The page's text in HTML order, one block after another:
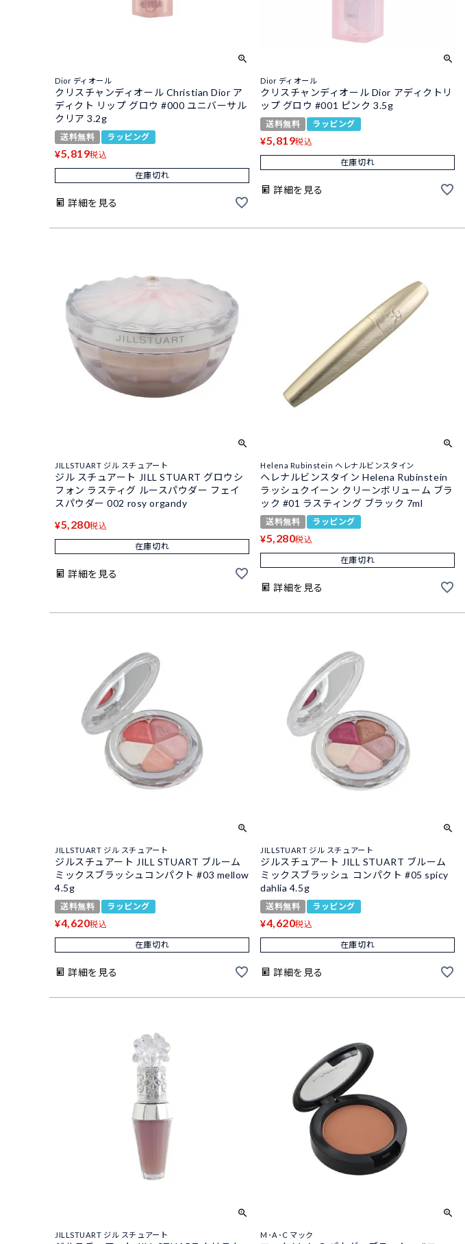
Dior ディオール
クリスチャンディオール Christian Dior ア
ディクト リップ グロウ #000 ユニバーサル
クリア 3.2g
送料無料 ラッピング
¥5,819税込
在庫切れ
詳細を見る
Dior ディオール
クリスチャンディオール Dior アディクトリ
ップ グロウ #001 ピンク 3.5g
送料無料 ラッピング
¥5,819税込
在庫切れ
詳細を見る
JILLSTUART ジル スチュアート
ジル スチュアート JILL STUART グロウシ
フォン ラスティグ ルースパウダー フェイ
スパウダー 002 rosy organdy
¥5,280税込
在庫切れ
詳細を見る
Helena Rubinstein ヘレナルビンスタイン
ヘレナルビンスタイン Helena Rubinstein
ラッシュクイーン クリーンボリューム ブラ
ック #01 ラスティング ブラック 7ml
送料無料 ラッピング
¥5,280税込
在庫切れ
詳細を見る
JILLSTUART ジル スチュアート
ジルスチュアート JILL STUART ブルーム
ミックスブラッシュコンパクト #03 mellow
4.5g
送料無料 ラッピング
¥4,620税込
在庫切れ
詳細を見る
JILLSTUART ジル スチュアート
ジルスチュアート JILL STUART ブルーム
ミックスブラッシュ コンパクト #05 spicy
dahlia 4.5g
送料無料 ラッピング
¥4,620税込
在庫切れ
詳細を見る
JILLSTUART ジル スチュアート M･A･C マック